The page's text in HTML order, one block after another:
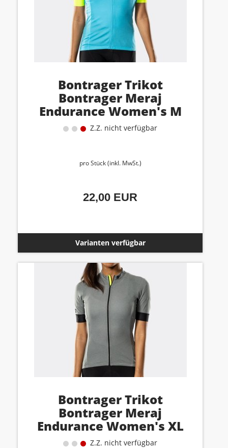
Bontrager Trikot
Bontrager Meraj
Endurance Women's M
Azure
Z.Z. nicht verfügbar
pro Stück (inkl. MwSt.)
22,00 EUR
Varianten verfügbar
Bontrager Trikot
Bontrager Meraj
Endurance Women's XL
Charco
Z.Z. nicht verfügbar